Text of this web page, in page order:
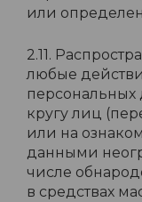
или
2.11.
любые
кругу лиц
или на
данными
числе
в средствах